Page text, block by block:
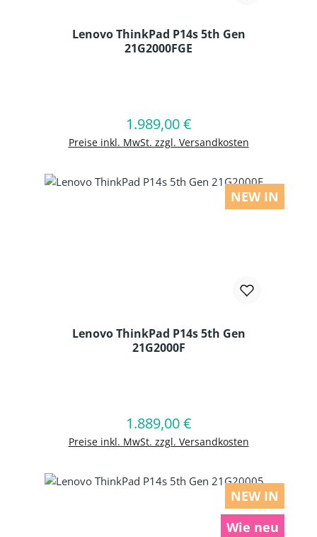
Lenovo ThinkPad P14s 5th Gen
21G2000FGE
Regulärer Preis:
1.989,00 €
Preise inkl. MwSt. zzgl. Versandkosten
In den Warenkorb
NEW IN
Lenovo ThinkPad P14s 5th Gen
21G2000F
Regulärer Preis:
1.889,00 €
Preise inkl. MwSt. zzgl. Versandkosten
In den Warenkorb
NEW IN
Wie neu